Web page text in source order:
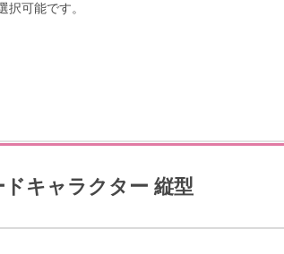
可能です。
ドキャラクター 縦型